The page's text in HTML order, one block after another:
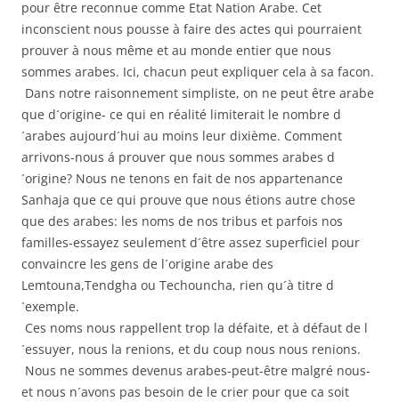
pour être reconnue comme Etat Nation Arabe. Cet
inconscient nous pousse à faire des actes qui pourraient
prouver à nous même et au monde entier que nous
sommes arabes. Ici, chacun peut expliquer cela à sa facon.
Dans notre raisonnement simpliste, on ne peut être arabe
que d´origine- ce qui en réalité limiterait le nombre d
´arabes aujourd´hui au moins leur dixième. Comment
arrivons-nous á prouver que nous sommes arabes d
´origine? Nous ne tenons en fait de nos appartenance
Sanhaja que ce qui prouve que nous étions autre chose
que des arabes: les noms de nos tribus et parfois nos
familles-essayez seulement d´être assez superficiel pour
convaincre les gens de l´origine arabe des
Lemtouna,Tendgha ou Techouncha, rien qu´à titre d
´exemple.
Ces noms nous rappellent trop la défaite, et à défaut de l
´essuyer, nous la renions, et du coup nous nous renions.
Nous ne sommes devenus arabes-peut-être malgré nous-
et nous n´avons pas besoin de le crier pour que ca soit